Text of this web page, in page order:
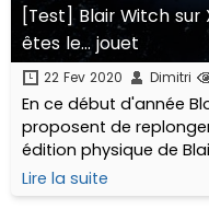
[Test] Blair Witch sur
êtes le... jouet
22 Fev 2020 Dimitri
En ce début d'année
proposent de
édition physique de
redécouvrir la licence
moment d'angoisse.
Lire la suite